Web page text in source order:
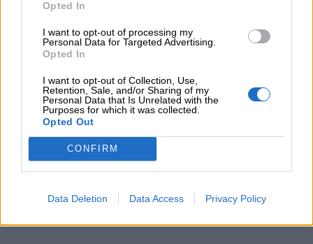
Opted In
I want to opt-out of processing my
Personal Data for Targeted Advertising.
Opted In
I want to opt-out of Collection, Use,
Retention, Sale, and/or Sharing of my
Personal Data that Is Unrelated with the
Purposes for which it was collected.
Opted Out
CONFIRM
Data Deletion Data Access Privacy Policy